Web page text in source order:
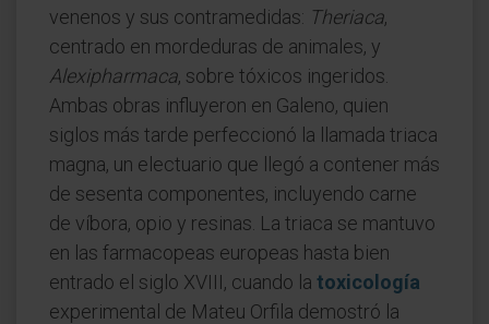
venenos y sus contramedidas: Theriaca,
centrado en mordeduras de animales, y
Alexipharmaca, sobre tóxicos ingeridos.
Ambas obras influyeron en Galeno, quien
siglos más tarde perfeccionó la llamada triaca
magna, un electuario que llegó a contener más
de sesenta componentes, incluyendo carne
de víbora, opio y resinas. La triaca se mantuvo
en las farmacopeas europeas hasta bien
entrado el siglo XVIII, cuando la toxicología
experimental de Mateu Orfila demostró la